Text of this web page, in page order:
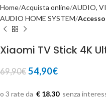
Home Acquista online AUDIO,
AUDIO HOME SYSTEM
Xiaomi TV Stick 4K
69,90€ 54,90€
€ 18.30